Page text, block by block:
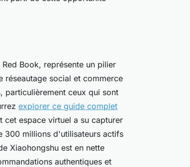
Book, représente un pilier
réseautage social et commerce
particulièrement ceux qui sont
explorer ce guide complet
cet espace virtuel a su capturer
300 millions d'utilisateurs actifs
Xiaohongshu est en nette
authentiques et